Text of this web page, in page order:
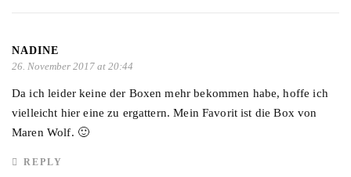
NADINE
26. November 2017 at 20:44
Da ich leider keine der Boxen mehr bekommen habe, hoffe ich
vielleicht hier eine zu ergattern. Mein Favorit ist die Box von
Maren Wolf. 🙂
REPLY